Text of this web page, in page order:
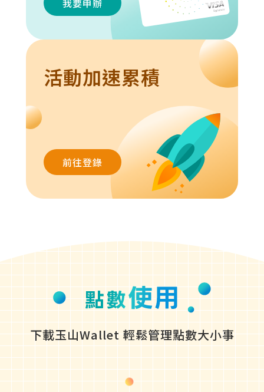
活動加速累積
前往登錄
下載玉山Wallet 輕鬆管理點數大小事